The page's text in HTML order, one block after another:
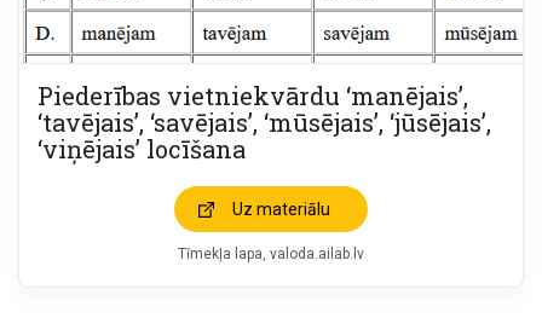
Piederības vietniekvārdu ‘manējais’,
‘tavējais’, ‘savējais’, ‘mūsējais’, ‘jūsējais’,
‘viņējais’ locīšana
Uz materiālu
Tīmekļa lapa valoda.ailab.lv